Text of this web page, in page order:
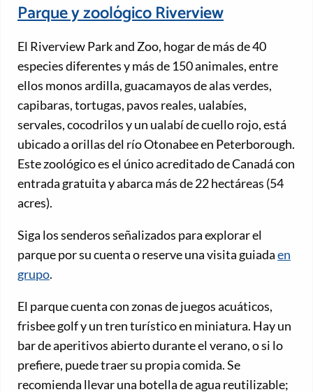
Parque y zoológico Riverview
El Riverview Park and Zoo, hogar de más de 40
especies diferentes y más de 150 animales, entre
ellos monos ardilla, guacamayos de alas verdes,
capibaras, tortugas, pavos reales, ualabíes,
servales, cocodrilos y un ualabí de cuello rojo, está
ubicado a orillas del río Otonabee en Peterborough.
Este zoológico es el único acreditado de Canadá con
entrada gratuita y abarca más de 22 hectáreas (54
acres).
Siga los senderos señalizados para explorar el
parque por su cuenta o reserve una visita guiadaen
grupo.
El parque cuenta con zonas de juegos acuáticos,
frisbee golf y un tren turístico en miniatura. Hay un
bar de aperitivos abierto durante el verano, o si lo
prefiere, puede traer su propia comida. Se
recomienda llevar una botella de agua reutilizable;